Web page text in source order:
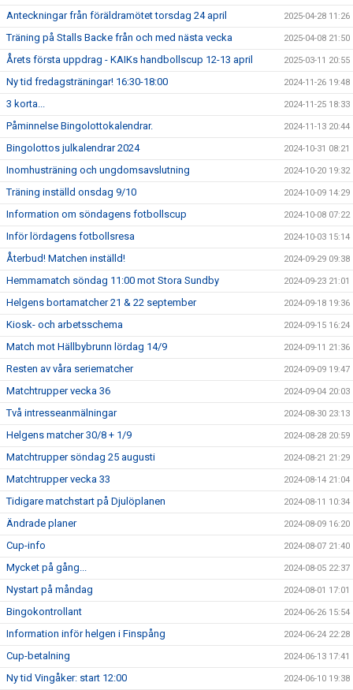
Anteckningar från föräldramötet torsdag 24 april 2025-04-28 11:26
Träning på Stalls Backe från och med nästa vecka 2025-04-08 21:50
Årets första uppdrag - KAIKs handbollscup 12-13 april 2025-03-11 20:55
Ny tid fredagsträningar! 16:30-18:00 2024-11-26 19:48
3 korta... 2024-11-25 18:33
Påminnelse Bingolottokalendrar. 2024-11-13 20:44
Bingolottos julkalendrar 2024 2024-10-31 08:21
Inomhusträning och ungdomsavslutning 2024-10-20 19:32
Träning inställd onsdag 9/10 2024-10-09 14:29
Information om söndagens fotbollscup 2024-10-08 07:22
Inför lördagens fotbollsresa 2024-10-03 15:14
Återbud! Matchen inställd! 2024-09-29 09:38
Hemmamatch söndag 11:00 mot Stora Sundby 2024-09-23 21:01
Helgens bortamatcher 21 & 22 september 2024-09-18 19:36
Kiosk- och arbetsschema 2024-09-15 16:24
Match mot Hällbybrunn lördag 14/9 2024-09-11 21:36
Resten av våra seriematcher 2024-09-09 19:47
Matchtrupper vecka 36 2024-09-04 20:03
Två intresseanmälningar 2024-08-30 23:13
Helgens matcher 30/8 + 1/9 2024-08-28 20:59
Matchtrupper söndag 25 augusti 2024-08-21 21:29
Matchtrupper vecka 33 2024-08-14 21:04
Tidigare matchstart på Djulöplanen 2024-08-11 10:34
Ändrade planer 2024-08-09 16:20
Cup-info 2024-08-07 21:40
Mycket på gång... 2024-08-05 22:37
Nystart på måndag 2024-08-01 17:01
Bingokontrollant 2024-06-26 15:54
Information inför helgen i Finspång 2024-06-24 22:28
Cup-betalning 2024-06-13 17:41
Ny tid Vingåker: start 12:00 2024-06-10 19:38